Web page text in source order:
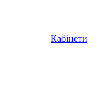
Кабінети